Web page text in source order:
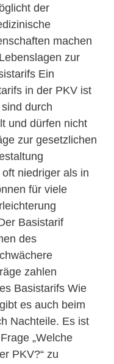
der
machen
zur
Ein
in der PKV ist
durch
und dürfen nicht
zur gesetzlichen
niedriger als in
für viele
Basistarif
des
zahlen
Basistarifs Wie
es auch beim
Nachteile. Es ist
„Welche
PKV?“ zu